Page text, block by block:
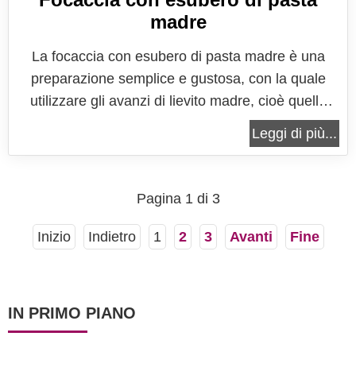
madre
La focaccia con esubero di pasta madre è una
preparazione semplice e gustosa, con la quale
utilizzare gli avanzi di lievito madre, cioè quella
parte di lievito che avanza dai rinfreschi
settimanali. Come saprete, o come vi siete accorti
coltivazione del lievito madre, questo...
Leggi di più...
Pagina 1 di 3
Inizio Indietro 1 2 3 Avanti Fine
IN PRIMO PIANO